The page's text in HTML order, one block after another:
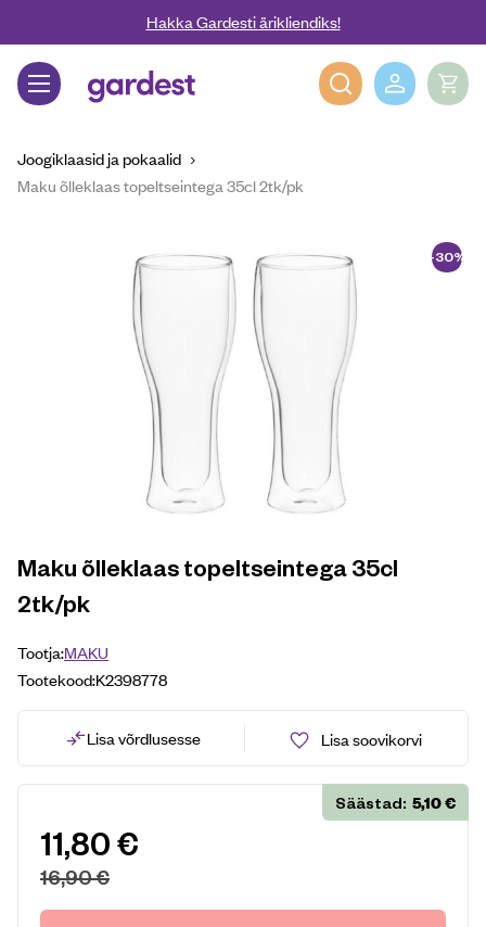
Liigu edasi põhisisu juurdeHakka Gardesti ärikliendiks!
Gardest
Joogiklaasid ja pokaalid
Maku õlleklaas topeltseintega 35cl 2tk/pk
-30%
Maku õlleklaas topeltseintega 35cl
2tk/pk
Tootja:MAKU
Tootekood:K2398778
Lisa võrdlusesse Lisa soovikorvi
11,80€
16,90€
Säästad: 5,10€